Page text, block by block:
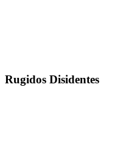
Rugidos Disidentes